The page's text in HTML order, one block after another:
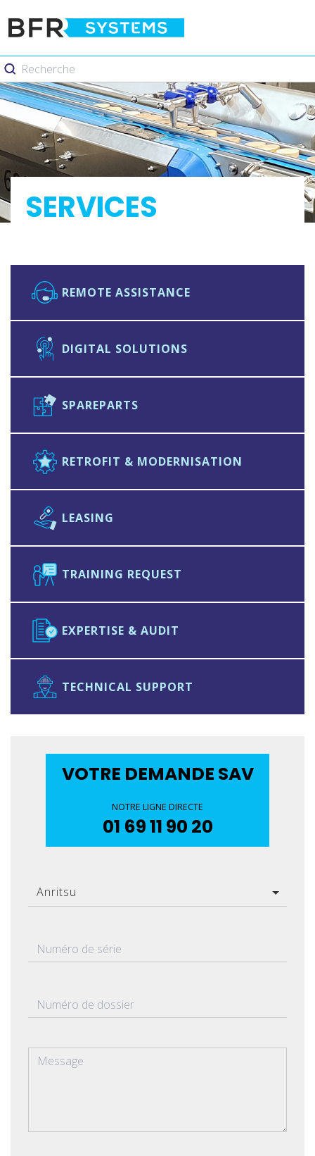
SERVICES
REMOTE ASSISTANCE
DIGITAL SOLUTIONS
SPAREPARTS
RETROFIT & MODERNISATION
LEASING
TRAINING REQUEST
EXPERTISE & AUDIT
TECHNICAL SUPPORT
VOTRE DEMANDE SAV
NOTRE LIGNE DIRECTE
01 69 11 90 20
Anritsu